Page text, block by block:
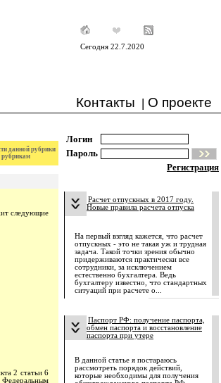
Сегодня 22.7.2020
Контакты | О проекте
данной рубрики
следующие
2 статьи 6
Федеральным
Логин
Пароль
Регистрация
Расчет отпускных в 2017 году.
Новые правила расчета отпуска
На первый взгляд кажется, что расчет
отпускных - это не такая уж и трудная
задача. Такой точки зрения обычно
придерживаются практически все
сотрудники, за исключением
естественно бухгалтера. Ведь
бухгалтеру известно, что стандартных
ситуаций при расчете о...
Паспорт РФ: получение паспорта,
обмен паспорта и восстановление
паспорта при утере
В данной статье я постараюсь
рассмотреть порядок действий,
которые необходимы для получения